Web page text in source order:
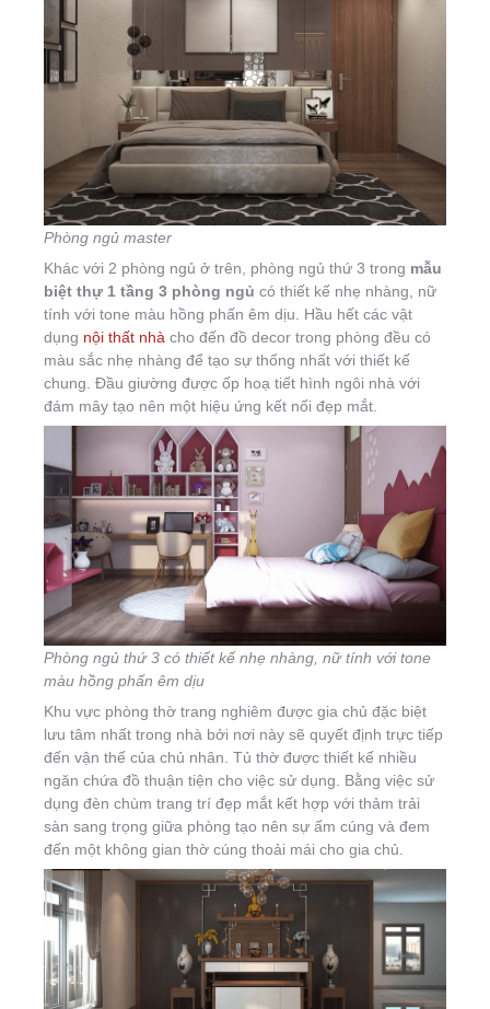
Phòng ngủ master
Khác với 2 phòng ngủ ở trên, phòng ngủ thứ 3 trong mẫu
biệt thự 1 tầng 3 phòng ngủ có thiết kế nhẹ nhàng, nữ
tính với tone màu hồng phấn êm dịu. Hầu hết các vật
dụng nội thất nhà cho đến đồ decor trong phòng đều có
màu sắc nhẹ nhàng để tạo sự thống nhất với thiết kế
chung. Đầu giường được ốp hoạ tiết hình ngôi nhà với
đám mây tạo nên một hiệu ứng kết nối đẹp mắt.
Phòng ngủ thứ 3 có thiết kế nhẹ nhàng, nữ tính với tone
màu hồng phấn êm dịu
Khu vực phòng thờ trang nghiêm được gia chủ đặc biệt
lưu tâm nhất trong nhà bởi nơi này sẽ quyết định trực tiếp
đến vận thế của chủ nhân. Tủ thờ được thiết kế nhiều
ngăn chứa đồ thuận tiện cho việc sử dụng. Bằng việc sử
dụng đèn chùm trang trí đẹp mắt kết hợp với thảm trải
sàn sang trọng giữa phòng tạo nên sự ấm cúng và đem
đến một không gian thờ cúng thoải mái cho gia chủ.